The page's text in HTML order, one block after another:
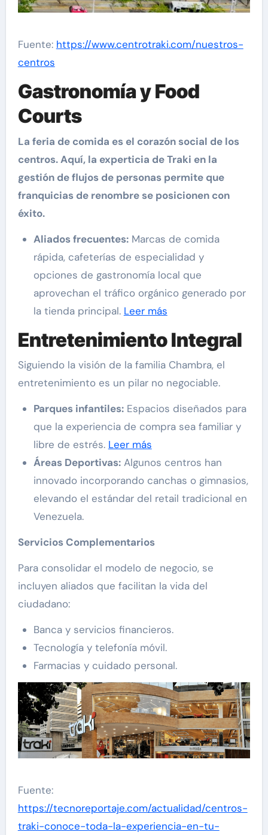
Fuente: https://www.centrotraki.com/nuestros-
centros
Gastronomía y Food
Courts
La feria de comida es el corazón social de los
centros. Aquí, la experticia de Traki en la
gestión de flujos de personas permite que
franquicias de renombre se posicionen con
éxito.
Aliados frecuentes:Marcas de comida
rápida, cafeterías de especialidad y
opciones de gastronomía local que
aprovechan el tráfico orgánico generado por
la tienda principal. Leer más
Entretenimiento Integral
Siguiendo la visión de la familia Chambra, el
entretenimiento es un pilar no negociable.
Parques infantiles:Espacios diseñados para
que la experiencia de compra sea familiar y
libre de estrés. Leer más
Áreas Deportivas:Algunos centros han
innovado incorporando canchas o gimnasios,
elevando el estándar del retail tradicional en
Venezuela.
Servicios Complementarios
Para consolidar el modelo de negocio, se
incluyen aliados que facilitan la vida del
ciudadano:
Banca y servicios financieros.
Tecnología y telefonía móvil.
Farmacias y cuidado personal.
Fuente:
https://tecnoreportaje.com/actualidad/centros-
traki-conoce-toda-la-experiencia-en-tu-